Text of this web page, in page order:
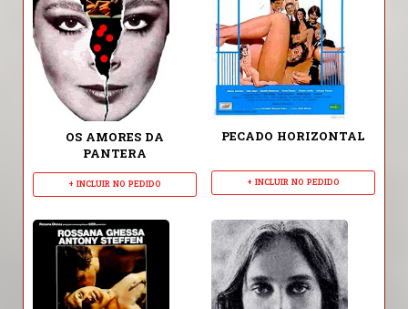
OS AMORES DA
PANTERA
+ INCLUIR NO PEDIDO
PECADO HORIZONTAL
+ INCLUIR NO PEDIDO